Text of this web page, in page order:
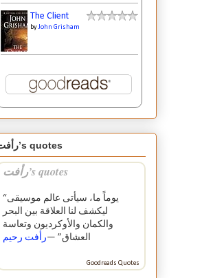
The Client
byJohn Grisham
رأفت’s quotes
رأفت’s quotes
“يوماً ما، سيأتى عالم موسيقى
ليكشف لنا العلاقة بين البحر
والكمان والأوكرديون وتعاسة
العشاق” —رأفت رحيم
Goodreads Quotes